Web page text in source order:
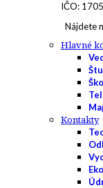
IČO:
Nájdete
Hlavné
Kontakty